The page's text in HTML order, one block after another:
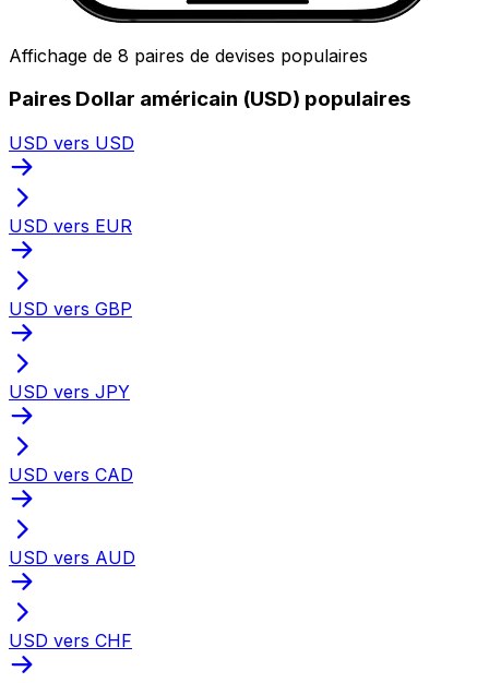
Affichage de 8 paires de devises populaires
Paires Dollar américain (USD) populaires
USD vers USD
USD vers EUR
USD vers GBP
USD vers JPY
USD vers CAD
USD vers AUD
USD vers CHF